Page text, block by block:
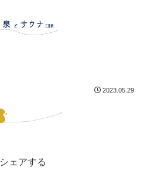
2023.05.29
シェアする